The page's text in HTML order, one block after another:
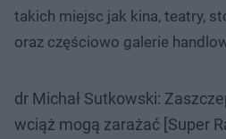
takich miejsc jak kina, teatry,
oraz częściowo galerie
dr Michał Sutkowski:
wciąż mogą zarażać [Super